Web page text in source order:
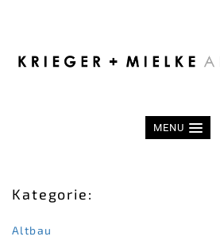
MENU
Kategorie:
Altbau